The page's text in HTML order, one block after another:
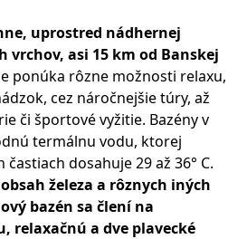
uprostred nádhernej
vrchov, asi 15 km od Banskej
ponúka rôzne možnosti relaxu,
cez náročnejšie túry, až
či športové vyžitie. Bazény v
termálnu vodu, ktorej
dosahuje 29 až 36° C.
železa a rôznych iných
bazén sa člení na
relaxačnú a dve plavecké